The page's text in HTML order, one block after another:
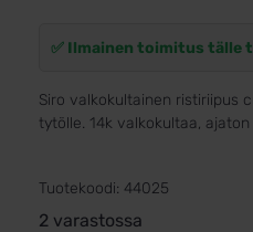
✅ Ilmainen toimitus tälle
Siro valkokultainen ristiriipus
tytölle. 14k valkokultaa,
Tuotekoodi: 44025
2 varastossa